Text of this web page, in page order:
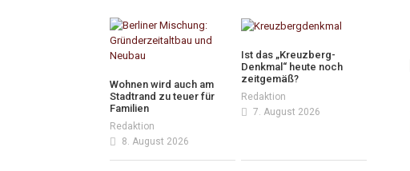
Wohnen wird auch am
Stadtrand zu teuer für
Familien
Redaktion
8. August 2026
Ist das „Kreuzberg-
Denkmal“ heute noch
zeitgemäß?
Redaktion
7. August 2026